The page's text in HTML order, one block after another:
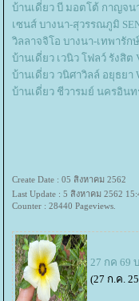
บ้านเดี่ยว บี มอตโต้ กาญจนา
เซนส์ บางนา-สุวรรณภูมิ
วิลลาจจิโอ บางนา-เทพารัก
บ้านเดี่ยว เวนิว โฟลว์ รังสิต
บ้านเดี่ยว วนิศาวิลล์ อยุธยา
บ้านเดี่ยว ชีวารมย์ นครอินท
Create Date : 05 สิงหาคม 2562
Last Update : 5 สิงหาคม 2562
Counter : 28440 Pageviews.
27 กค 69
(27 ก.ค.